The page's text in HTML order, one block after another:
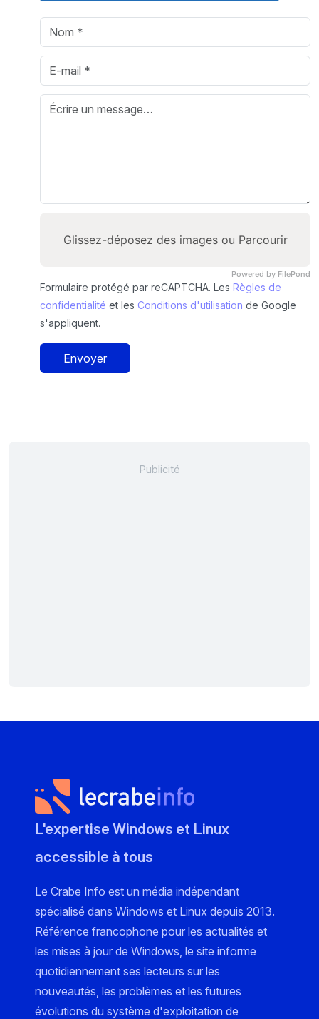
Powered by FilePond
Glissez-déposez des images ou Parcourir
Formulaire protégé par reCAPTCHA. Les Règles de
confidentialité et les Conditions d'utilisation de Google
s'appliquent.
Envoyer
L'expertise Windows et Linux
accessible à tous
Le Crabe Info est un média indépendant
spécialisé dans Windows et Linux depuis 2013.
Référence francophone pour les actualités et
les mises à jour de Windows, le site informe
quotidiennement ses lecteurs sur les
nouveautés, les problèmes et les futures
évolutions du système d'exploitation de